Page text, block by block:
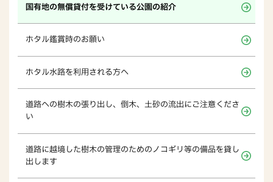
国有地の無償貸付を受けている公園の紹介
ホタル鑑賞時のお願い
ホタル水路を利用される方へ
道路への樹木の張り出し、倒木、土砂の流出にご注意くださ
い
道路に越境した樹木の管理のためのノコギリ等の備品を貸し
出します